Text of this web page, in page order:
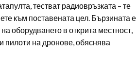
тестват радиовръзката – те
към поставената цел. Бързината е
оборудването в открита местност,
пилоти на дронове, обяснява